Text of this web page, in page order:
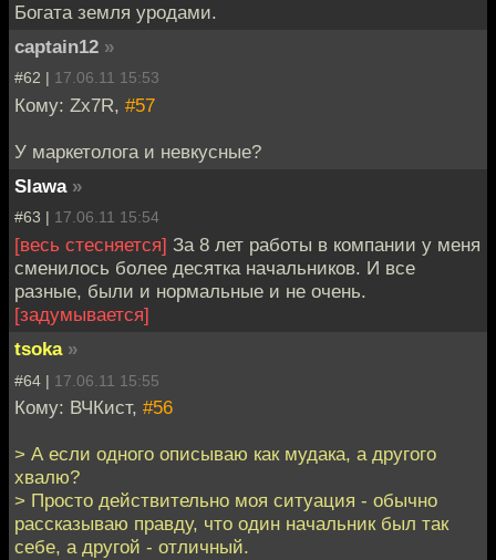
Богата земля уродами.
captain12 »
#62 | 17.06.11 15:53
Кому: Zx7R, #57
У маркетолога и невкусные?
Slawa »
#63 | 17.06.11 15:54
[весь стесняется] За 8 лет работы в компании у меня
сменилось более десятка начальников. И все
разные, были и нормальные и не очень.
[задумывается]
tsoka »
#64 | 17.06.11 15:55
Кому: ВЧКист, #56
> А если одного описываю как мудака, а другого
хвалю?
> Просто действительно моя ситуация - обычно
рассказываю правду, что один начальник был так
себе, а другой - отличный.